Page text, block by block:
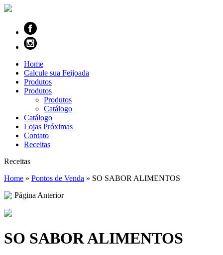
Home
Calcule sua Feijoada
Produtos
Produtos
Produtos
Catálogo
Catálogo
Lojas Próximas
Contato
Receitas
Receitas
Home » Pontos de Venda » SO SABOR ALIMENTOS
Página Anterior
SO SABOR ALIMENTOS